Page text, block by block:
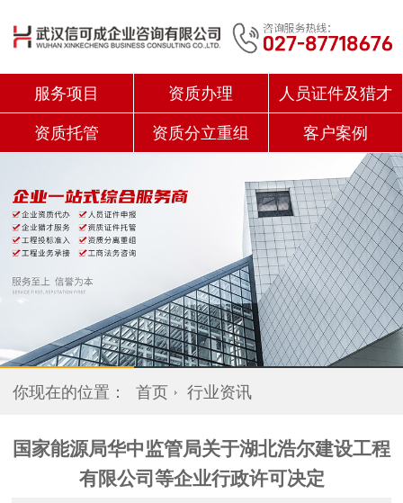
服务项目 资质办理 人员证件及猎才
资质托管 资质分立重组 客户案例
你现在的位置： 首页 行业资讯
国家能源局华中监管局关于湖北浩尔建设工程
有限公司等企业行政许可决定